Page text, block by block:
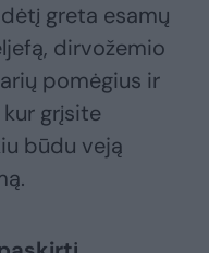
greta esamų
dirvožemio
pomėgius ir
grįsite
būdu veją